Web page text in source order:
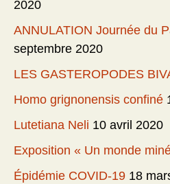
2020
ANNULATION Journée du
septembre 2020
LES GASTEROPODES
Homo grignonensis confiné
Lutetiana Neli 10 avril 2020
Exposition « Un monde
Épidémie COVID-19 18